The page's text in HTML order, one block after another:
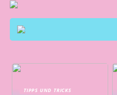
TIPPS UND TRICKS